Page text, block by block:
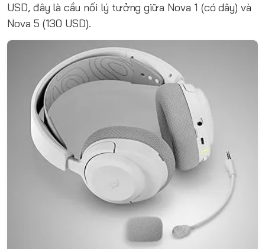
USD, đây là cầu nối lý tưởng giữa Nova 1 (có dây) và
Nova 5 (130 USD).